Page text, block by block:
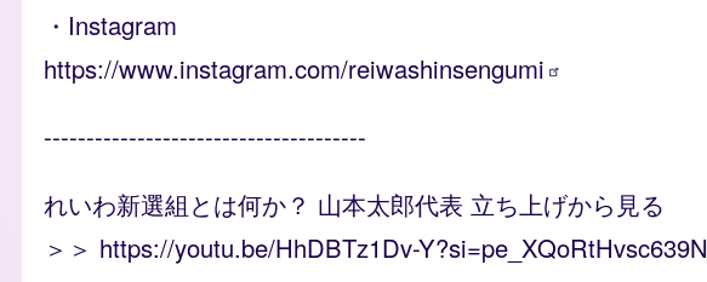
・Instagram
https://www.instagram.com/reiwashinsengumi
--------------------------------------
れいわ新選組とは何か？ 山本太郎代表 立ち上げから見る
＞＞ https://youtu.be/HhDBTz1Dv-Y?si=pe_XQoRtHvsc639N